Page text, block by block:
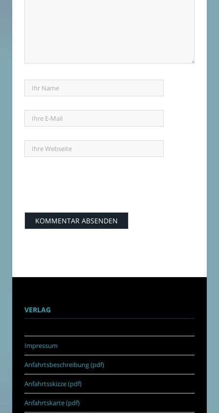
VERLAG
Impressum
Anfahrtsbeschreibung (pdf)
Anfahrtsskizze (pdf)
Anfahrtskarte (pdf)